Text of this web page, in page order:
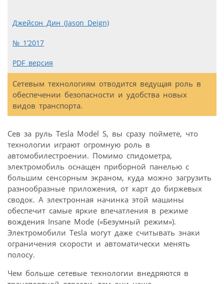
Джейсон Дин (Jason Deign)
№ 1’2017
PDF версия
Сетевым технологиям отводится ведущая роль в
обеспечении безопасности и удобства новых
видов транспорта.
Сев за руль Tesla Model S, вы сразу поймете, что
технологии играют огромную роль в
автомобилестроении. Помимо спидометра,
электромобиль оснащен приборной панелью с
большим сенсорным экраном, куда можно загрузить
разнообразные приложения, от карт до биржевых
сводок. А электронная начинка этой машины
обеспечит самые яркие впечатления в режиме
вождения Insane Mode («Безумный режим»).
Электромобили Tesla могут даже считывать знаки
ограничения скорости и автоматически менять
полосу.
Чем больше сетевые технологии внедряются в